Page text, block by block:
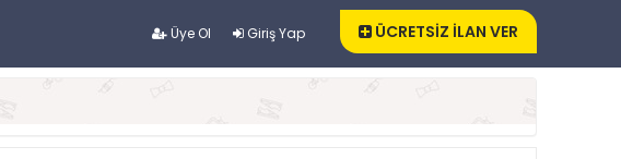
Üye Ol Giriş Yap ÜCRETSİZ İLAN VER